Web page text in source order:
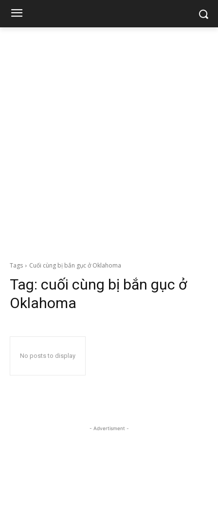
Tags Cuối cùng bị bắn gục ở Oklahoma
Tag: cuối cùng bị bắn gục ở
Oklahoma
No posts to display
- Advertisment -